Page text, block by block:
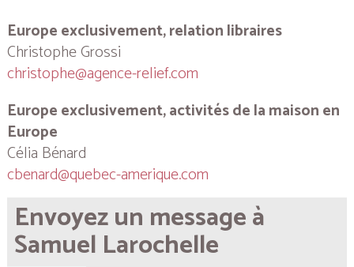
Europe exclusivement, relation libraires
Christophe Grossi
christophe@agence-relief.com
Europe exclusivement, activités de la maison en
Europe
Célia Bénard
cbenard@quebec-amerique.com
Envoyez un message à
Samuel Larochelle